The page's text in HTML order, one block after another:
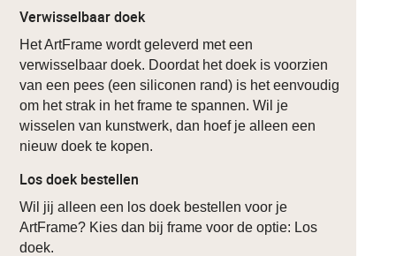
Verwisselbaar doek
Het ArtFrame wordt geleverd met een
verwisselbaar doek. Doordat het doek is voorzien
van een pees (een siliconen rand) is het eenvoudig
om het strak in het frame te spannen. Wil je
wisselen van kunstwerk, dan hoef je alleen een
nieuw doek te kopen.
Los doek bestellen
Wil jij alleen een los doek bestellen voor je
ArtFrame? Kies dan bij frame voor de optie: Los
doek.